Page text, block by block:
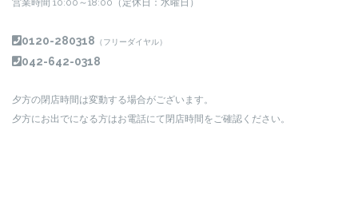
営業時間 10:00～18:00（定休日：水曜日）
0120-280318 （フリーダイヤル）
042-642-0318
夕方の閉店時間は変動する場合がございます。
夕方にお出でになる方はお電話にて閉店時間をご確認ください。